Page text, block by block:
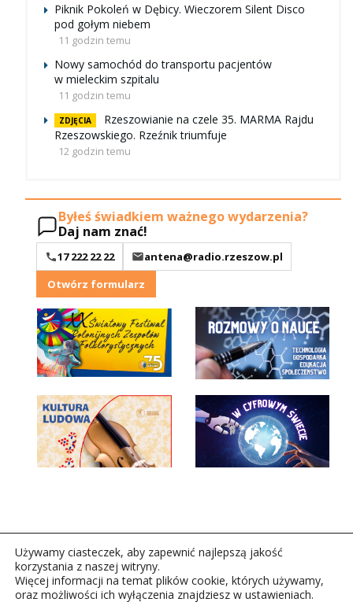
Piknik Pokoleń w Dębicy. Wieczorem Silent Disco
pod gołym niebem
11 godzin temu
Nowy samochód do transportu pacjentów
w mieleckim szpitalu
11 godzin temu
ZDJĘCIA
Rzeszowianie na czele 35. MARMA Rajdu
Rzeszowskiego. Rzeźnik triumfuje
12 godzin temu
Byłeś świadkiem ważnego wydarzenia?
Daj nam znać!
17 222 22 22
antena@radio.rzeszow.pl
Otwórz formularz
Używamy ciasteczek, aby zapewnić najlepszą jakość
korzystania z naszej witryny.
Więcej informacji na temat plików cookie, których używamy,
oraz możliwości ich wyłączenia znajdziesz w ustawieniach.